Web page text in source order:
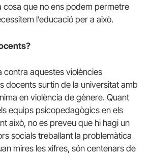
cosa que no ens podem permetre
l’educació per a això.
contra aquestes violències
docents surtin de la universitat amb
en violència de gènere. Quant
equips psicopedagògics en els
això, no es preveu que hi hagi un
socials treballant la problemàtica
mires les xifres, són centenars de